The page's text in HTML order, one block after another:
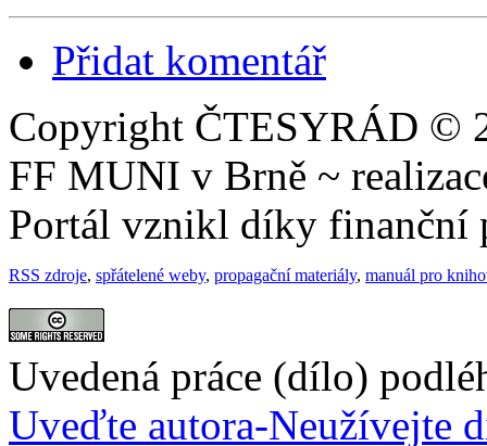
Přidat komentář
Copyright ČTESYRÁD ©
FF MUNI v Brně ~
Portál vznikl díky finanční
RSS zdroje, spřátelené weby, propagační materiály, manuál pro
Uvedená práce (dílo)
Uveďte autora-Neužívejte